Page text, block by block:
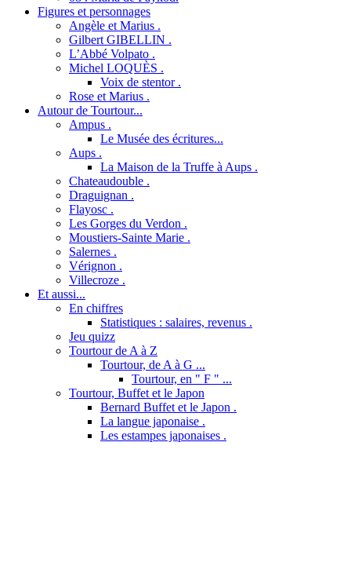
Figures et personnages
Angèle et Marius .
Gilbert GIBELLIN .
L’Abbé Volpato .
Michel LOQUÈS .
Voix de stentor .
Rose et Marius .
Autour de Tourtour...
Ampus .
Le Musée des écritures...
Aups .
La Maison de la Truffe à Aups .
Chateaudouble .
Draguignan .
Flayosc .
Les Gorges du Verdon .
Moustiers-Sainte Marie .
Salernes .
Vérignon .
Villecroze .
Et aussi...
En chiffres
Statistiques : salaires, revenus .
Jeu quizz
Tourtour de A à Z
Tourtour, de A à G ...
Tourtour, en " F " ...
Tourtour, Buffet et le Japon
Bernard Buffet et le Japon .
La langue japonaise .
Les estampes japonaises .